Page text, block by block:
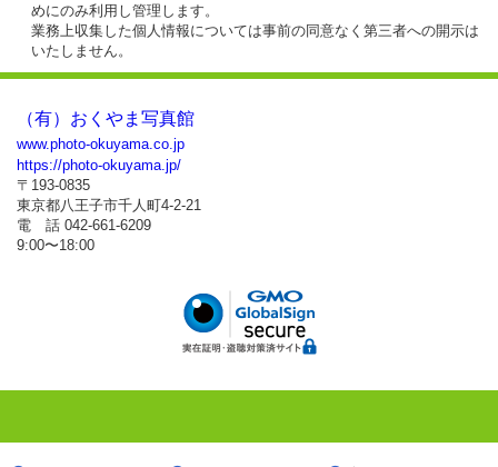
めにのみ利用し管理します。
業務上収集した個人情報については事前の同意なく第三者への開示は
いたしません。
（有）おくやま写真館
www.photo-okuyama.co.jp
https://photo-okuyama.jp/
〒193-0835
東京都八王子市千人町4-2-21
電 話 042-661-6209
9:00〜18:00